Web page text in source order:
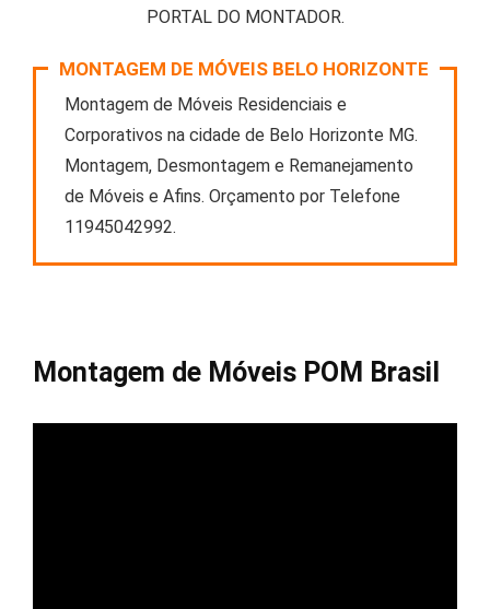
PORTAL DO MONTADOR.
MONTAGEM DE MÓVEIS BELO HORIZONTE
Montagem de Móveis Residenciais e
Corporativos na cidade de Belo Horizonte MG.
Montagem, Desmontagem e Remanejamento
de Móveis e Afins. Orçamento por Telefone
11945042992.
Montagem de Móveis POM Brasil